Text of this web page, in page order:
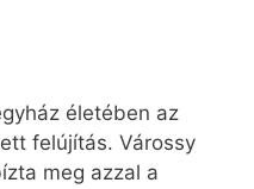
életében az
felújítás. Várossy
meg azzal a